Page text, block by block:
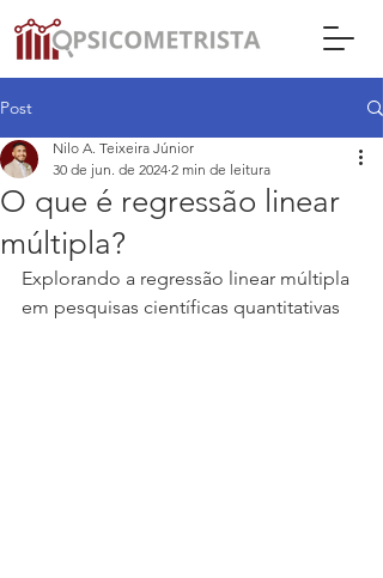
Post
O que é regressão linear
múltipla?
Nilo A. Teixeira Júnior
30 de jun. de 2024 2 min de leitura
Explorando a regressão linear múltipla
em pesquisas científicas quantitativas